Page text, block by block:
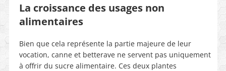
La croissance des usages non
alimentaires
Bien que cela représente la partie majeure de leur
vocation, canne et betterave ne servent pas uniquement
à offrir du sucre alimentaire. Ces deux plantes